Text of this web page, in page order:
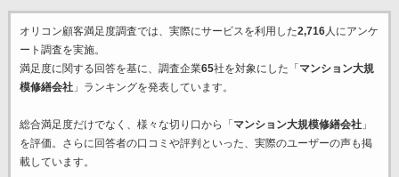
オリコン顧客満足度調査では、実際にサービスを利用した2,716人にアンケ
ート調査を実施。
満足度に関する回答を基に、調査企業65社を対象にした「 マンション大規
模修繕会社」ランキングを発表しています。
総合満足度だけでなく、様々な切り口から「 マンション大規模修繕会社」
を評価。さらに回答者の口コミや評判といった、実際のユーザーの声も掲
載しています。